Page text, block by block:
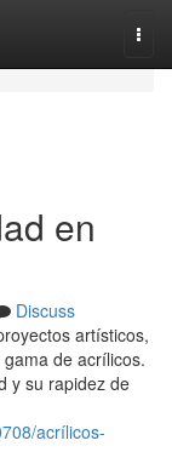
en
Discuss
artísticos,
de acrílicos.
y su rapidez de
acrílicos-